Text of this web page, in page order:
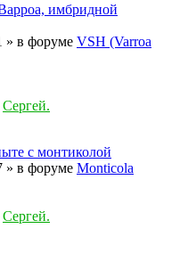
имбридной
» в форуме VSH (Varroa
Сергей.
с монтиколой
» в форуме Monticola
Сергей.